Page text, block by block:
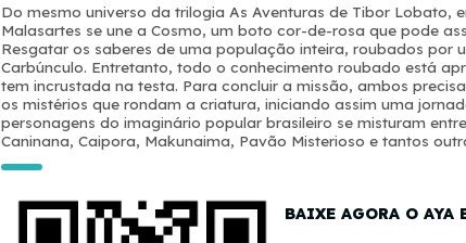
Do mesmo universo da trilogia As Aventuras de Tibor Lobato,
Malasartes se une a Cosmo, um boto cor-de-rosa que pode
Resgatar os saberes de uma população inteira, roubados por
Carbúnculo. Entretanto, todo o conhecimento roubado está
tem incrustada na testa. Para concluir a missão, ambos
os mistérios que rondam a criatura, iniciando assim uma
personagens do imaginário popular brasileiro se misturam
Caninana, Caipora, Makunaima, Pavão Misterioso e tantos
BAIXE AGORA O AYA